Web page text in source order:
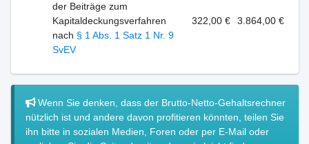
der Beiträge zum
Kapitaldeckungsverfahren
nach § 1 Abs. 1 Satz 1 Nr. 9
SvEV
322,00 € 3.864,00 €
Wenn Sie denken, dass der Brutto-Netto-Gehaltsrechner
nützlich ist und andere davon profitieren könnten, teilen Sie
ihn bitte in sozialen Medien, Foren oder per E-Mail oder